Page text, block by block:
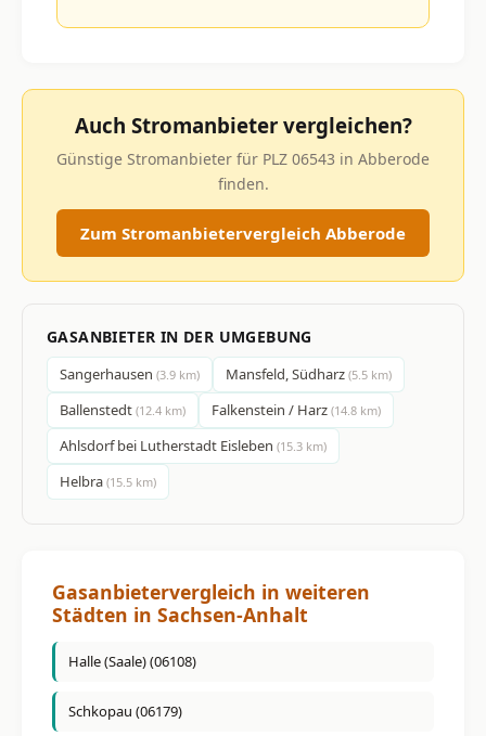
Auch Stromanbieter vergleichen?
Günstige Stromanbieter für PLZ 06543 in Abberode
finden.
Zum Stromanbietervergleich Abberode
GASANBIETER IN DER UMGEBUNG
Sangerhausen (3.9 km) Mansfeld, Südharz (5.5 km)
Ballenstedt (12.4 km) Falkenstein / Harz (14.8 km)
Ahlsdorf bei Lutherstadt Eisleben (15.3 km)
Helbra (15.5 km)
Gasanbietervergleich in weiteren
Städten in Sachsen-Anhalt
Halle (Saale) (06108)
Schkopau (06179)